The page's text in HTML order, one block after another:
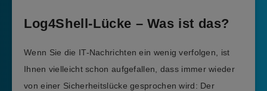
Log4Shell-Lücke – Was ist das?
Wenn Sie die IT-Nachrichten ein wenig verfolgen, ist
Ihnen vielleicht schon aufgefallen, dass immer wieder
von einer Sicherheitslücke gesprochen wird: Der